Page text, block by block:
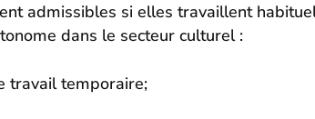
admissibles si elles travaillent
dans le secteur culturel :
travail temporaire;